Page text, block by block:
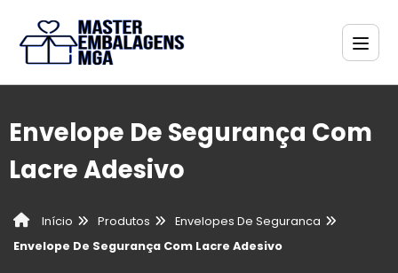
Envelope De Segurança Com
Lacre Adesivo
Início Produtos
Envelopes De Seguranca
Envelope De Segurança Com Lacre Adesivo